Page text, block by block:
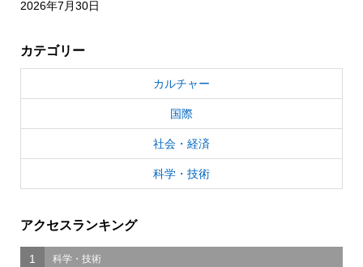
2026年7月30日
カテゴリー
カルチャー
国際
社会・経済
科学・技術
アクセスランキング
1 科学・技術